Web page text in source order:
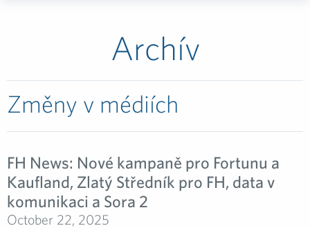
Archív
Změny v médiích
FH News: Nové kampaně pro Fortunu a
Kaufland, Zlatý Středník pro FH, data v
komunikaci a Sora 2
October 22, 2025